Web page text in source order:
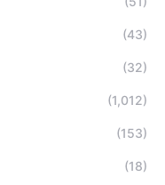
(43)
(32)
(1,012)
(153)
(18)